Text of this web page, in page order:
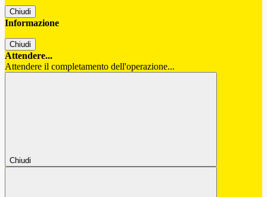
Chiudi
Informazione
Chiudi
Attendere...
Attendere il completamento dell'operazione...
Chiudi